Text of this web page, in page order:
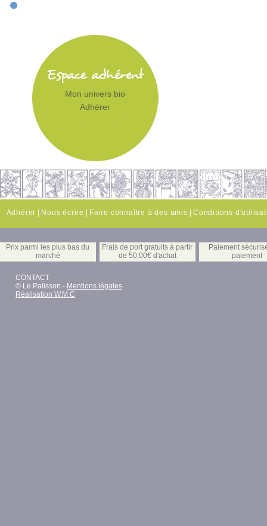
Mon univers bio
Adhérer
Adhérer Nous écrire Faire connaître à des amis Conditions
Prix parmi les plus bas du
marché
Frais de port gratuits à partir
de 50,00€ d'achat
Paiement
paiement
CONTACT
© Le Palisson - Mentions légales
Réalisation W.M.C